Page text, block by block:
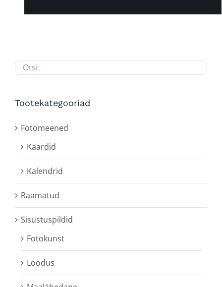
Tootekategooriad
Fotomeened
Kaardid
Kalendrid
Raamatud
Sisustuspildid
Fotokunst
Loodus